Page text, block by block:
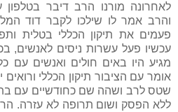
לאחרונה מורנו הרב דיבר
והרב אמר לו שילכו לקבר דוד
פעמים את תיקון הכללי בטלית
עכשיו פעל עשרות ניסים לאנשים,
מגיע היו באים חולים ואנשים עם
אומר עם הציבור תיקון הכללי
שטס לרב ושהה שם כחודשיים עם
ללא הפסק ושום תרופה לא עזרה.